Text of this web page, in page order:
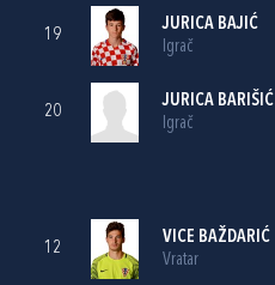
19
JURICA BAJIĆ
Igrač
20
JURICA BARIŠIĆ
Igrač
12
VICE BAŽDARIĆ
Vratar